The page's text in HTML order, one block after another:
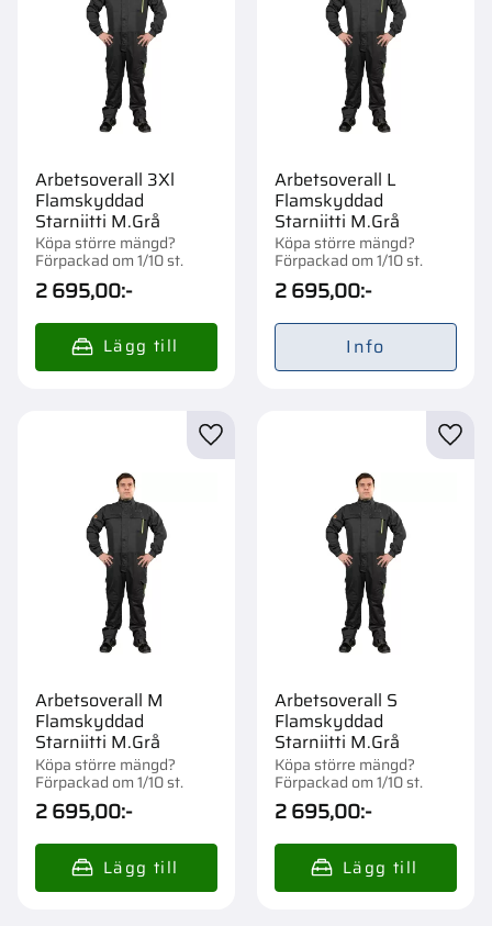
Arbetsoverall 3Xl
Flamskyddad
Starniitti M.Grå
Köpa större mängd?
Förpackad om 1/10 st.
2 695,00:-
Arbetsoverall L
Flamskyddad
Starniitti M.Grå
Köpa större mängd?
Förpackad om 1/10 st.
2 695,00:-
Info
Arbetsoverall M
Flamskyddad
Starniitti M.Grå
Köpa större mängd?
Förpackad om 1/10 st.
2 695,00:-
Lägg till i favoriter
Arbetsoverall S
Flamskyddad
Starniitti M.Grå
Köpa större mängd?
Förpackad om 1/10 st.
2 695,00:-